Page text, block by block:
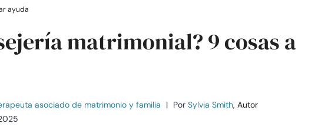
ayuda
matrimonial? 9 cosas a
asociado de matrimonio y familia | Por Sylvia Smith, Autor